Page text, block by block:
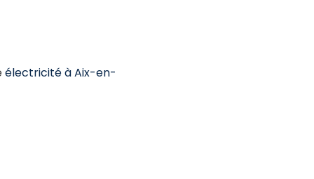
électricité à Aix-en-